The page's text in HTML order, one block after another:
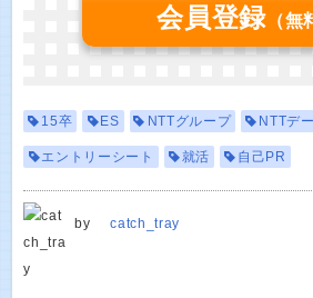
会員登録 （無
15卒 ES NTTグループ NTTデ
エントリーシート 就活 自己PR
by catch_tray